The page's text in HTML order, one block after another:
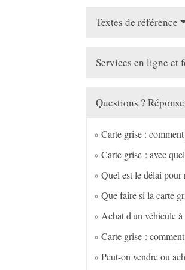
Textes de référence
Services en ligne et
Questions ?
Carte grise :
Carte grise : avec
Quel est le délai pour
Que faire si la carte
Achat d'un véhicule
Carte grise :
Peut-on vendre ou